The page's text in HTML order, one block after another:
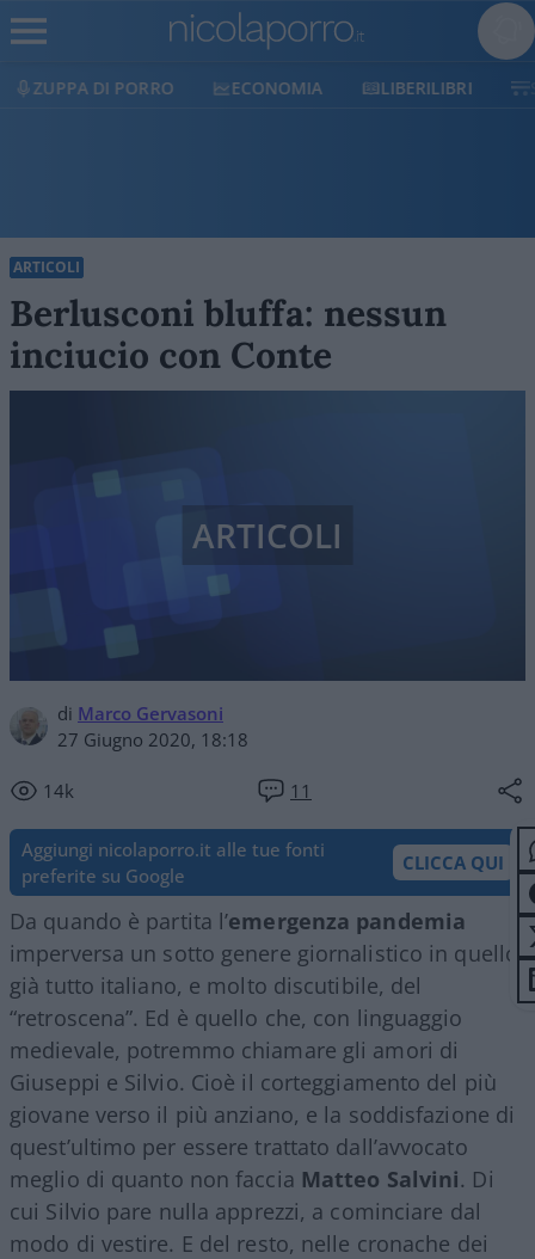
ECONOMIA LIBERILIBRI SHOP
ARTICOLI
Berlusconi bluffa: nessun
inciucio con Conte
di Marco Gervasoni
27 Giugno 2020, 18:18
14k 11
ARTICOLI
Aggiungi nicolaporro.it alle tue fonti
preferite su Google
CLICCA QUI
Da quando è partita l’emergenza pandemia
imperversa un sotto genere giornalistico in quello
già tutto italiano, e molto discutibile, del
“retroscena”. Ed è quello che, con linguaggio
medievale, potremmo chiamare gli amori di
Giuseppi e Silvio. Cioè il corteggiamento del più
giovane verso il più anziano, e la soddisfazione di
quest’ultimo per essere trattato dall’avvocato
meglio di quanto non faccia Matteo Salvini. Di
cui Silvio pare nulla apprezzi, a cominciare dal
modo di vestire. E del resto, nelle cronache dei